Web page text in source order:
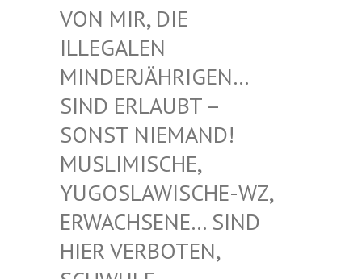
R, DIE ILLEGA
LEN MINDER
JÄHRIGEN… SIND E
RLAUBT – SONST
NIEMAND! MUSLIM
ISCHE, YUGOSL
AWISCHE-WZ, ERWACH
SENE… SIND HIER V
ERBOTEN, SCHWUL